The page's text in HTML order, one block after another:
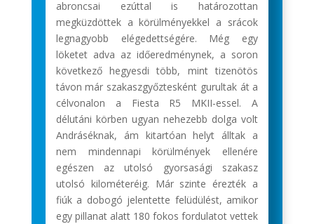
abroncsai ezúttal is határozottan
megküzdöttek a körülményekkel a srácok
legnagyobb elégedettségére. Még egy
löketet adva az időeredménynek, a soron
következő hegyesdi több, mint tizenötös
távon már szakaszgyőztesként gurultak át a
célvonalon a Fiesta R5 MKII-essel. A
délutáni körben ugyan nehezebb dolga volt
Andráséknak, ám kitartóan helyt álltak a
nem mindennapi körülmények ellenére
egészen az utolsó gyorsasági szakasz
utolsó kilométeréig. Már szinte érezték a
fiúk a dobogó jelentette felüdülést, amikor
egy pillanat alatt 180 fokos fordulatot vettek